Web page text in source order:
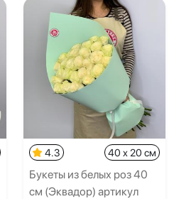
4.3 40 x 20 см
Букеты из белых роз 40
см (Эквадор) артикул